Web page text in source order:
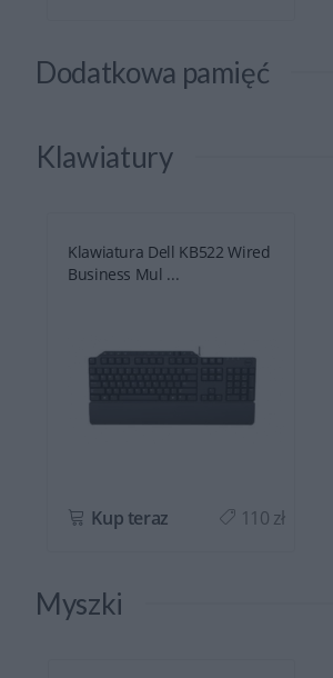
Dodatkowa pamięć
Klawiatury
Klawiatura Dell KB522 Wired
Business Mul ...
Kup teraz 110 zł
Myszki